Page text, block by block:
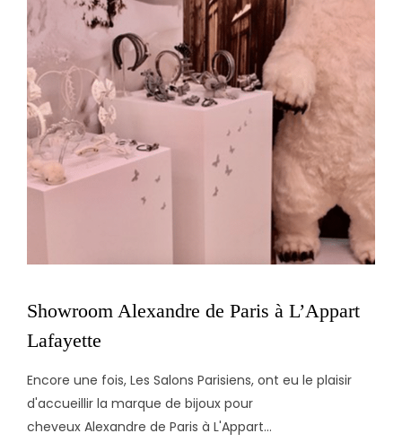
Showroom Alexandre de Paris à L’Appart
Lafayette
Encore une fois, Les Salons Parisiens, ont eu le plaisir
d'accueillir la marque de bijoux pour
cheveux Alexandre de Paris à L'Appart...